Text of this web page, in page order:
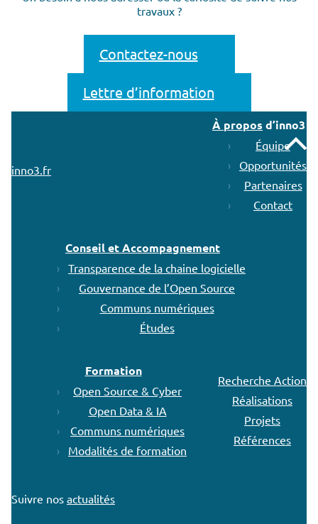
travaux ?
Contactez-nous
Lettre d’information
inno3.fr
À propos d’inno3
Équipe
Opportunités
Partenaires
Contact
Conseil et Accompagnement
Transparence de la chaine logicielle
Gouvernance de l’Open Source
Communs numériques
Études
Formation
Open Source & Cyber
Open Data & IA
Communs numériques
Modalités de formation
Recherche Action
Réalisations
Projets
Références
Suivre nos actualités
Remonter